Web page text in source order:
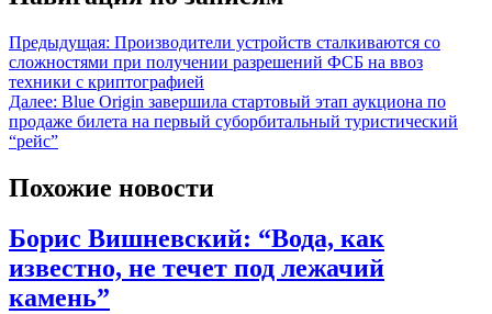
Предыдущая: Производители устройств сталкиваются со
сложностями при получении разрешений ФСБ на ввоз
техники с криптографией
Далее: Blue Origin завершила стартовый этап аукциона по
продаже билета на первый суборбитальный туристический
“рейс”
Похожие новости
Борис Вишневский: “Вода, как
известно, не течет под лежачий
камень”